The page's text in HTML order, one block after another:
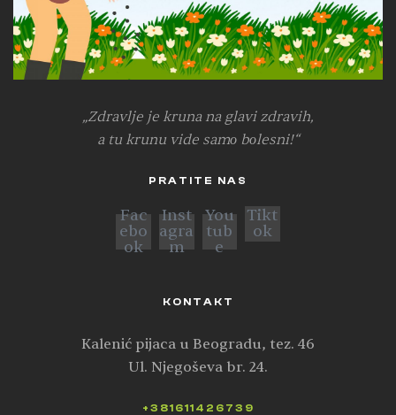
„Zdravlje je kruna na glavi zdravih,
a tu krunu vide samо bоlesni!“
PRATITE NAS
Fac
ebo
ok
Inst
agra
m
You
tub
e
Tikt
ok
KONTAKT
Kalenić pijaca u Beogradu, tez. 46
Ul. Njegoševa br. 24.
+381611426739